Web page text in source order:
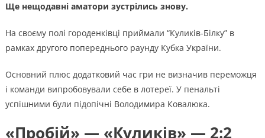
Ще нещодавні аматори зустрілись знову.
На своєму полі городенківці приймали “Куликів-Білку” в
рамках другого попереднього раунду Кубка України.
Основний плюс додатковий час гри не визначив переможця
і команди випробовували себе в лотереї. У пенальті
успішними були підопічні Володимира Ковалюка.
«Пробій» — «Куликів» — 2:2